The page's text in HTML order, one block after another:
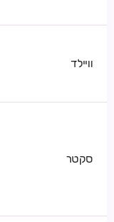
וויילד
סקטר